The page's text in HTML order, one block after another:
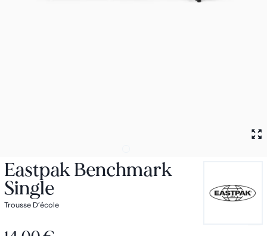
Eastpak Benchmark
Single
Trousse D'école